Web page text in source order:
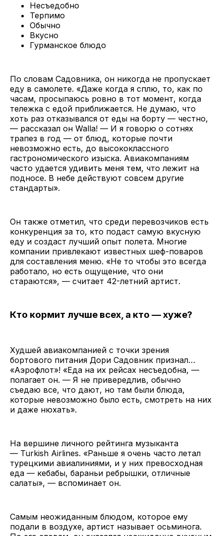
Несъедобно
Терпимо
Обычно
Вкусно
Гурманское блюдо
По словам Садовника, он никогда не пропускает
еду в самолете. «Даже когда я сплю, то, как по
часам, просыпаюсь ровно в тот момент, когда
тележка с едой приближается. Не думаю, что
хоть раз отказывался от еды на борту — честно,
— рассказал он Walla! — И я говорю о сотнях
трапез в год — от блюд, которые почти
невозможно есть, до высококлассного
гастрономического изыска. Авиакомпаниям
часто удается удивить меня тем, что лежит на
подносе. В небе действуют совсем другие
стандарты».
Он также отметил, что среди перевозчиков есть
конкуренция за то, кто подаст самую вкусную
еду и создаст лучший опыт полета. Многие
компании привлекают известных шеф-поваров
для составления меню. «Не то чтобы это всегда
работало, но есть ощущение, что они
стараются», — считает 42-летний артист.
Кто кормит лучше всех, а кто — хуже?
Худшей авиакомпанией с точки зрения
бортового питания Дори Садовник признал…
«Аэрофлот»! «Еда на их рейсах несъедобна, —
полагает он. — Я не привередлив, обычно
съедаю все, что дают, но там были блюда,
которые невозможно было есть, смотреть на них
и даже нюхать».
На вершине личного рейтинга музыканта
— Turkish Airlines. «Раньше я очень часто летал
турецкими авиалиниями, и у них превосходная
еда — кебабы, бараньи ребрышки, отличные
салаты», — вспоминает он.
Самым неожиданным блюдом, которое ему
подали в воздухе, артист называет осьминога.